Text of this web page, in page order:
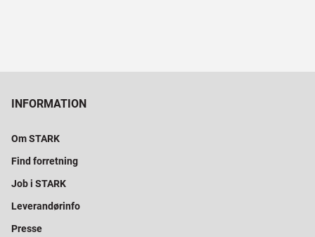
INFORMATION
Om STARK
Find forretning
Job i STARK
Leverandørinfo
Presse